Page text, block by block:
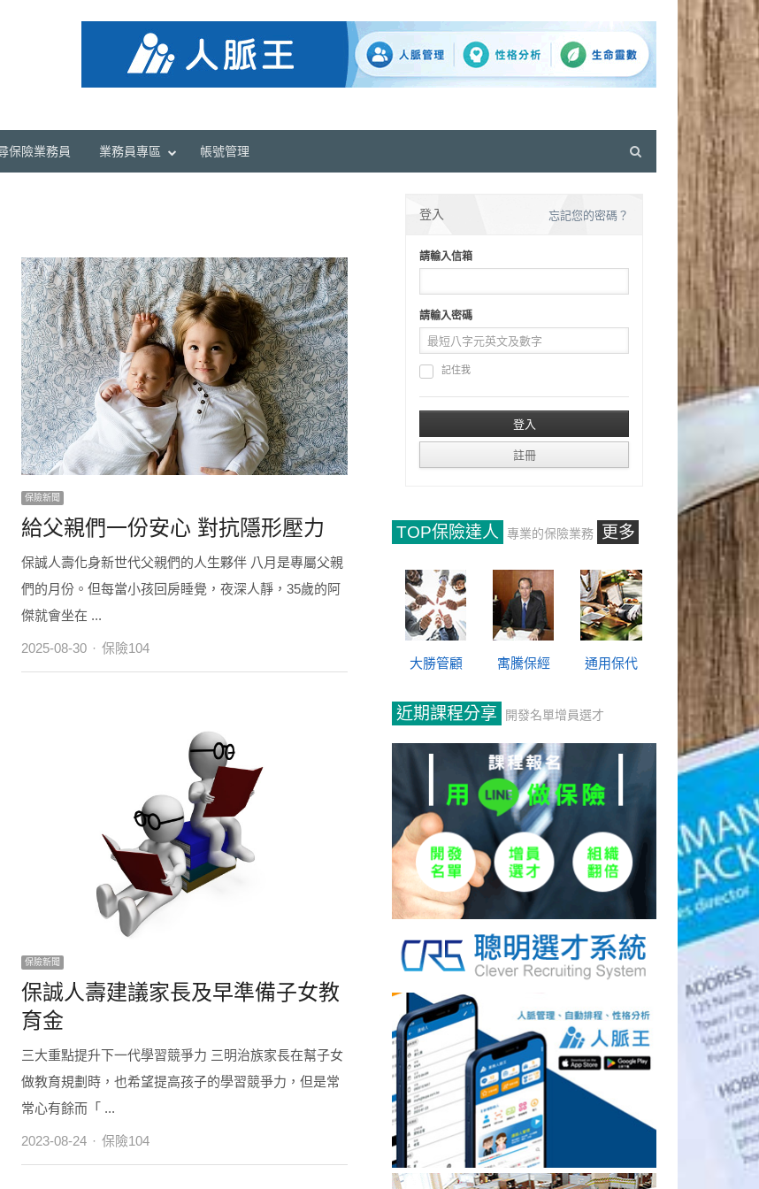
保險業務員 業務員專區 帳號管理
保險新聞
給父親們一份安心 對抗隱形壓力
保誠人壽化身新世代父親們的人生夥伴 八月是專屬父親
們的月份。但每當小孩回房睡覺，夜深人靜，35歲的阿
傑就會坐在 ...
2025-08-30 Author
保險104
保險新聞
保誠人壽建議家長及早準備子女教
育金
三大重點提升下一代學習競爭力 三明治族家長在幫子女
做教育規劃時，也希望提高孩子的學習競爭力，但是常
常心有餘而「 ...
2023-08-24 Author
保險104
登入 忘記您的密碼？
請輸入信箱
請輸入密碼
記住我
TOP保險達人 專業的保險業務 更多
大勝管顧 寓騰保經 通用保代
近期課程分享 開發名單增員選才